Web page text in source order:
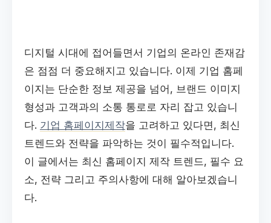
디지털 시대에 접어들면서 기업의 온라인 존재감
은 점점 더 중요해지고 있습니다. 이제 기업 홈페
이지는 단순한 정보 제공을 넘어, 브랜드 이미지
형성과 고객과의 소통 통로로 자리 잡고 있습니
다. 기업 홈페이지제작을 고려하고 있다면, 최신
트렌드와 전략을 파악하는 것이 필수적입니다.
이 글에서는 최신 홈페이지 제작 트렌드, 필수 요
소, 전략 그리고 주의사항에 대해 알아보겠습니
다.